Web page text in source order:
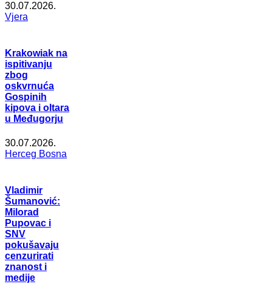
30.07.2026.
Vjera
Krakowiak na
ispitivanju
zbog
oskvrnuća
Gospinih
kipova i oltara
u Međugorju
30.07.2026.
Herceg Bosna
Vladimir
Šumanović:
Milorad
Pupovac i
SNV
pokušavaju
cenzurirati
znanost i
medije